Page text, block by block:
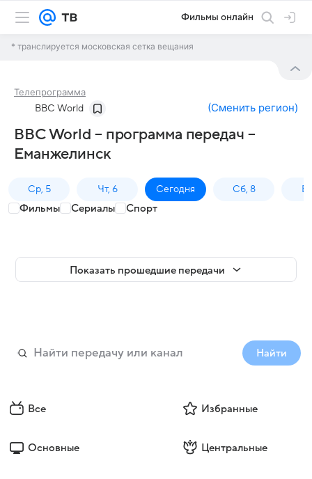
Фильмы онлайн
* транслируется московская сетка вещания
Телепрограмма
BBC World (Сменить регион)
BBC World – программа передач –
Еманжелинск
Ср, 5 Чт, 6 Сегодня Сб, 8
Фильмы Сериалы Спорт
Показать прошедшие передачи
Найти
Все Избранные
Основные Центральные